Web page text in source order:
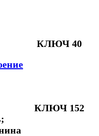
КЛЮЧ 40
КЛЮЧ 152